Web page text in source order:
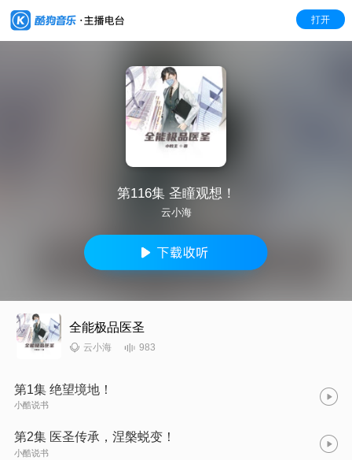
打开
第116集 圣瞳观想！
云小海
全能极品医圣
云小海 983
第1集 绝望境地！
小酷说书
第2集 医圣传承，涅槃蜕变！
小酷说书